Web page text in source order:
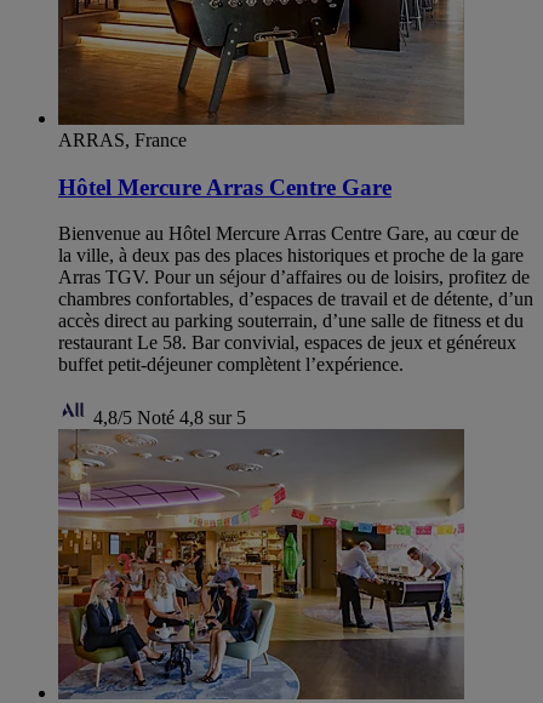
ARRAS, France
Hôtel Mercure Arras Centre Gare
Bienvenue au Hôtel Mercure Arras Centre Gare, au cœur de
la ville, à deux pas des places historiques et proche de la gare
Arras TGV. Pour un séjour d’affaires ou de loisirs, profitez de
chambres confortables, d’espaces de travail et de détente, d’un
accès direct au parking souterrain, d’une salle de fitness et du
restaurant Le 58. Bar convivial, espaces de jeux et généreux
buffet petit-déjeuner complètent l’expérience.
4,8/5 Noté 4,8 sur 5